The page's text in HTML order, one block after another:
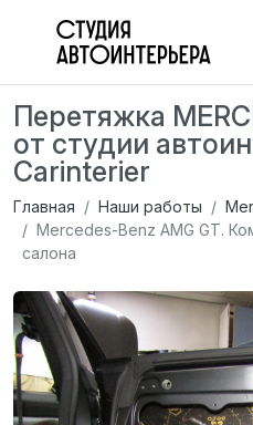
Перетяжка
от студии
Carinterier
Главная Наши работы
Mercedes-Benz AMG GT.
салона